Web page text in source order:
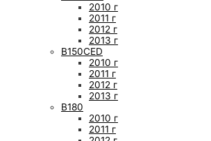
2010 г
2011 г
2012 г
2013 г
B150CED
2010 г
2011 г
2012 г
2013 г
B180
2010 г
2011 г